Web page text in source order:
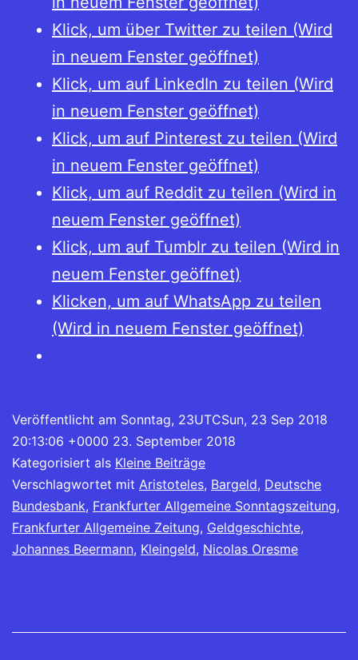
Klick, um über Twitter zu teilen (Wird
in neuem Fenster geöffnet)
Klick, um auf LinkedIn zu teilen (Wird
in neuem Fenster geöffnet)
Klick, um auf Pinterest zu teilen (Wird
in neuem Fenster geöffnet)
Klick, um auf Reddit zu teilen (Wird in
neuem Fenster geöffnet)
Klick, um auf Tumblr zu teilen (Wird in
neuem Fenster geöffnet)
Klicken, um auf WhatsApp zu teilen
(Wird in neuem Fenster geöffnet)
Veröffentlicht am Sonntag, 23UTCSun, 23 Sep 2018
20:13:06 +0000 23. September 2018
Kategorisiert als Kleine Beiträge
Verschlagwortet mit Aristoteles, Bargeld, Deutsche
Bundesbank, Frankfurter Allgemeine Sonntagszeitung,
Frankfurter Allgemeine Zeitung, Geldgeschichte,
Johannes Beermann, Kleingeld, Nicolas Oresme